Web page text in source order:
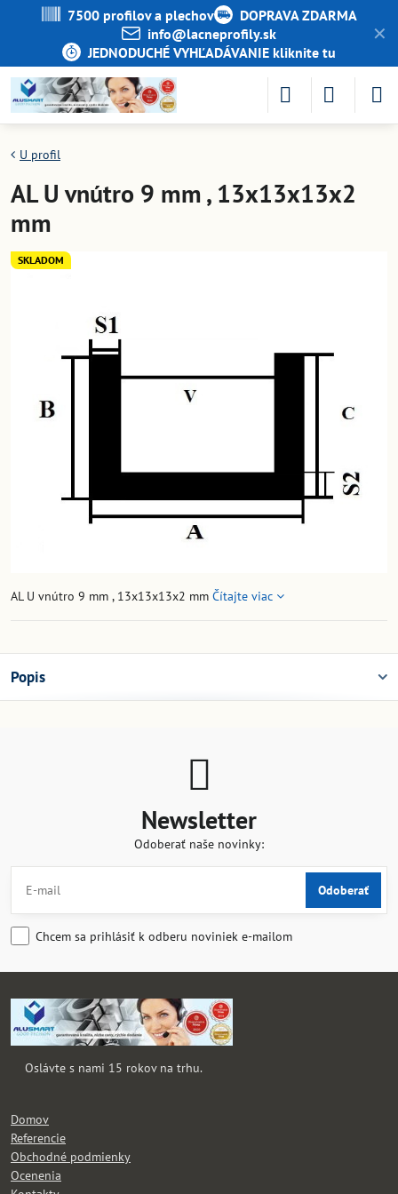
✕
7500 profilov a plechov
DOPRAVA ZDARMA
info​@lacneprofily​.sk
JEDNODUCHÉ VYHĽADÁVANIE kliknite tu
SKLADOM
U profil
AL U vnútro 9 mm , 13x13x13x2
mm
AL U vnútro 9 mm , 13x13x13x2 mm Čítajte viac
Popis
Newsletter
Odoberať naše novinky:
Odoberať
Chcem sa prihlásiť k odberu noviniek e-mailom
Oslávte s nami 15 rokov na trhu.
Domov
Referencie
Obchodné podmienky
Ocenenia